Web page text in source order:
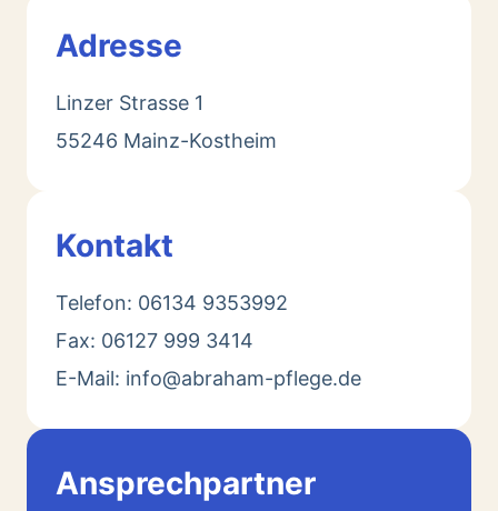
Adresse
Linzer Strasse 1
55246 Mainz-Kostheim
Kontakt
Telefon: 06134 9353992
Fax: 06127 999 3414
E-Mail: info@abraham-pflege.de
Ansprechpartner